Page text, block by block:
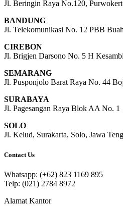
Jl. Beringin Raya No.120,
BANDUNG
Jl. Telekomunikasi No. 12 PBB
CIREBON
Jl. Brigjen Darsono No. 5 H
SEMARANG
Jl. Pusponjolo Barat Raya No. 44
SURABAYA
Jl. Pagesangan Raya Blok AA No. 1
SOLO
Jl. Kelud, Surakarta, Solo, Jawa
Contact Us
Whatsapp: (+62) 823 1169 895
Telp: (021) 2784 8972
Alamat Kantor